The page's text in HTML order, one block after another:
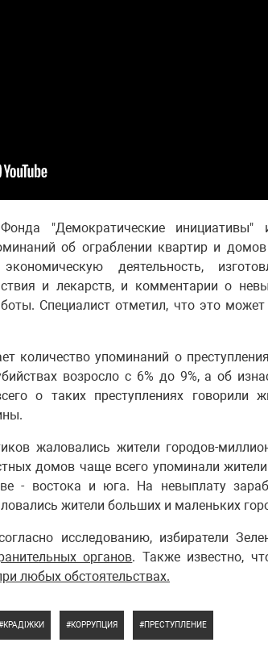
"Демократические
об ограблении квартир и
деятельность,
и лекарств, и комментарии о
Специалист отметил, что это
количество упоминаний о
возросло с 6% до 9%, а об
о таких преступлениях говорили
жаловались жители городов-
домов чаще всего упоминали
- востока и юга. На невыплату
жители больших и маленьких
исследованию, избиратели
органов. Также известно,
любых обстоятельствах.
КРАДІЖКИ КОРРУПЦИЯ ПРЕСТУПЛЕНИЕ